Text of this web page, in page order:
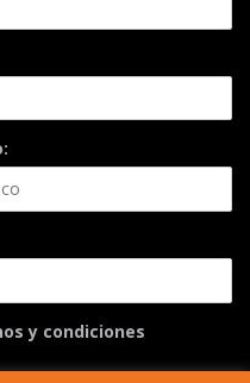
y condiciones